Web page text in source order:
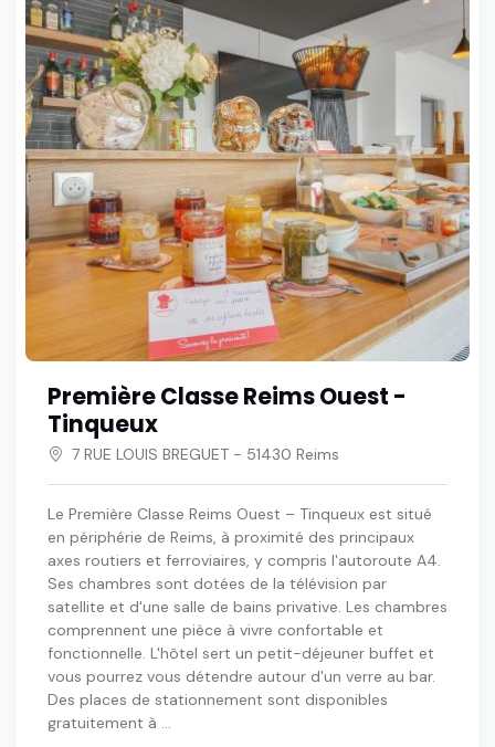
Première Classe Reims Ouest -
Tinqueux
7 RUE LOUIS BREGUET - 51430 Reims
Le Première Classe Reims Ouest – Tinqueux est situé
en périphérie de Reims, à proximité des principaux
axes routiers et ferroviaires, y compris l'autoroute A4.
Ses chambres sont dotées de la télévision par
satellite et d'une salle de bains privative. Les chambres
comprennent une pièce à vivre confortable et
fonctionnelle. L'hôtel sert un petit-déjeuner buffet et
vous pourrez vous détendre autour d'un verre au bar.
Des places de stationnement sont disponibles
gratuitement à ...